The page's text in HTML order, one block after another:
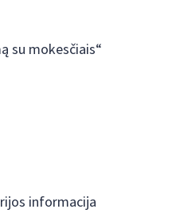
su mokesčiais“
informacija